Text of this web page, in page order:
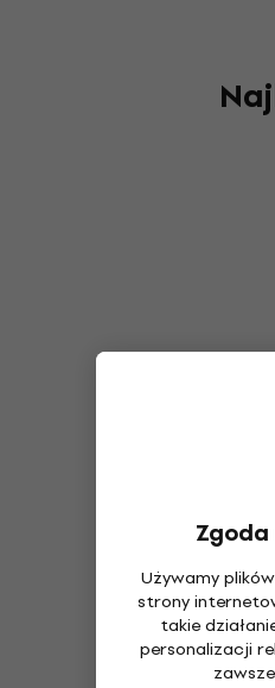
Używamy
strony
takie
personalizacji